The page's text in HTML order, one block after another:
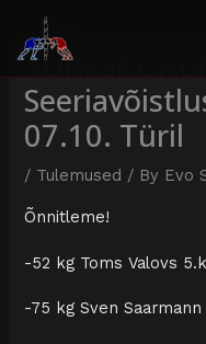
TÜRI SKL
07.10. Türil
/ Tulemused / By Evo
Õnnitleme!
-52 kg Toms Valovs
-75 kg Sven